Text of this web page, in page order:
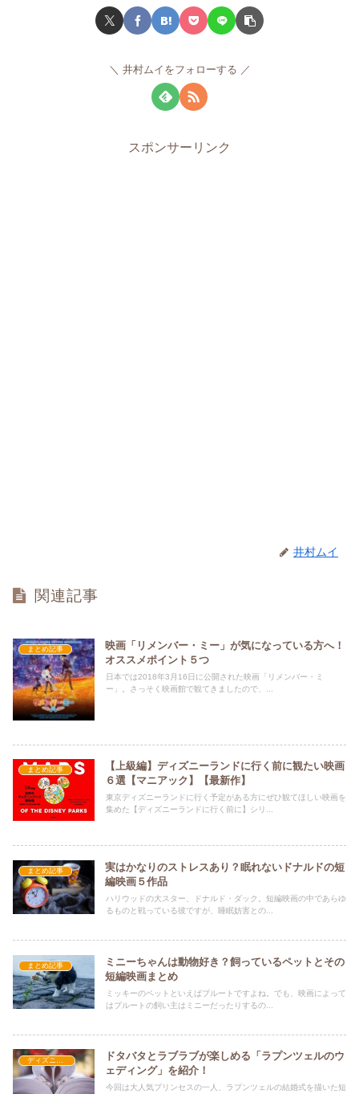
井村ムイをフォローする
スポンサーリンク
井村ムイ
関連記事
まとめ記事
映画「リメンバー・ミー」が気になっている方へ！
オススメポイント５つ
日本では2018年3月16日に公開された映画「リメンバー・ミ
ー」。さっそく映画館で観てきましたので、...
まとめ記事
【上級編】ディズニーランドに行く前に観たい映画
６選【マニアック】【最新作】
東京ディズニーランドに行く予定がある方にぜひ観てほしい映画を
集めた【ディズニーランドに行く前に】シリ...
まとめ記事
実はかなりのストレスあり？眠れないドナルドの短
編映画５作品
ハリウッドの大スター、ドナルド・ダック。短編映画の中であらゆ
るものと戦っている彼ですが、睡眠妨害との...
まとめ記事
ミニーちゃんは動物好き？飼っているペットとその
短編映画まとめ
ミッキーのペットといえばプルートですよね。でも、映画によって
はプルートの飼い主はミニーだったりするの...
ドタバタとラブラブが楽しめる「ラプンツェルのウ
ェディング」を紹介！
今回は大人気プリンセスの一人、ラプンツェルの結婚式を描いた短